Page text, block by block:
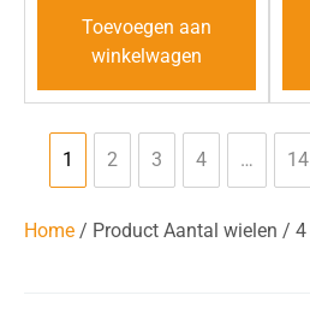
Toevoegen aan
winkelwagen
1 2 3 4 … 14
Home / Product Aantal wielen / 4